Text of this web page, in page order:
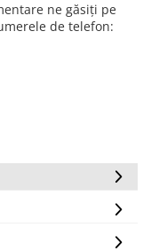
ne găsiți pe
de telefon: